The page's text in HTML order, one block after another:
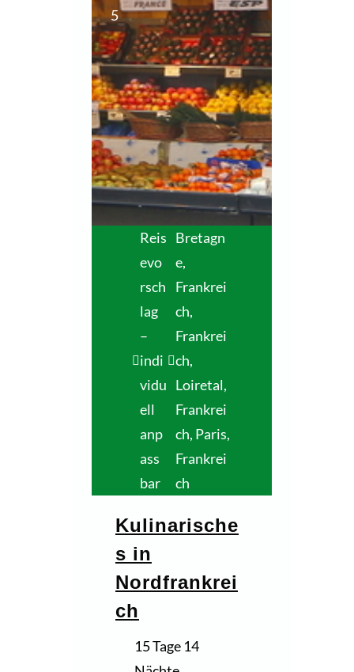
5
Reis
evo
rsch
lag
–
indi
vidu
ell
anp
ass
bar
Bretagn
e,
Frankrei
ch,
Frankrei
ch,
Loiretal,
Frankrei
ch, Paris,
Frankrei
ch
Kulinarische
s in
Nordfrankrei
ch
15 Tage 14